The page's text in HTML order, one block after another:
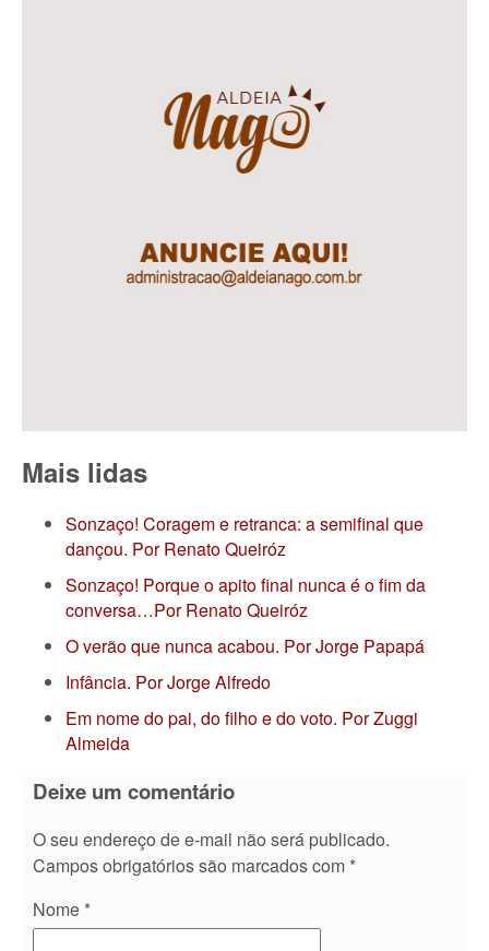
Mais lidas
Sonzaço! Coragem e retranca: a semifinal que
dançou. Por Renato Queiróz
Sonzaço! Porque o apito final nunca é o fim da
conversa…Por Renato Queiróz
O verão que nunca acabou. Por Jorge Papapá
Infância. Por Jorge Alfredo
Em nome do pai, do filho e do voto. Por Zuggi
Almeida
Deixe um comentário
O seu endereço de e-mail não será publicado.
Campos obrigatórios são marcados com *
Nome *